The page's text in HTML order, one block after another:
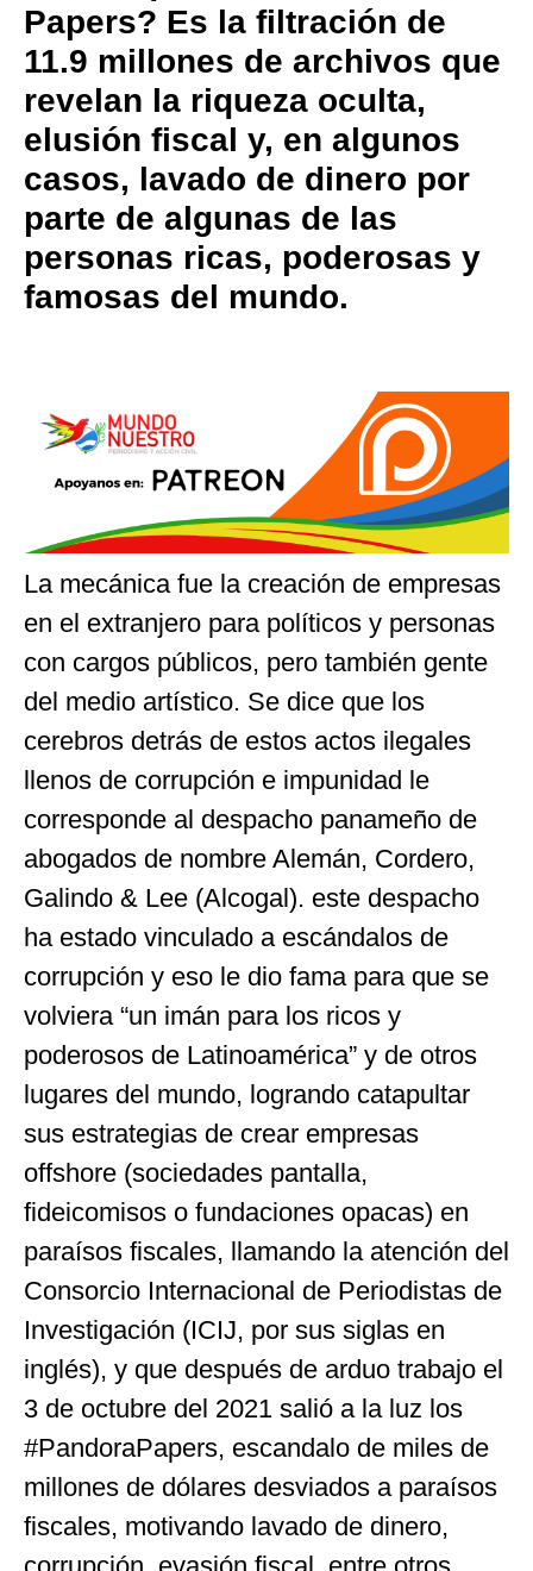
Papers? Es la filtración de
11.9 millones de archivos que
revelan la riqueza oculta,
elusión fiscal y, en algunos
casos, lavado de dinero por
parte de algunas de las
personas ricas, poderosas y
famosas del mundo.
La mecánica fue la creación de empresas
en el extranjero para políticos y personas
con cargos públicos, pero también gente
del medio artístico. Se dice que los
cerebros detrás de estos actos ilegales
llenos de corrupción e impunidad le
corresponde al despacho panameño de
abogados de nombre Alemán, Cordero,
Galindo & Lee (Alcogal). este despacho
ha estado vinculado a escándalos de
corrupción y eso le dio fama para que se
volviera “un imán para los ricos y
poderosos de Latinoamérica” y de otros
lugares del mundo, logrando catapultar
sus estrategias de crear empresas
offshore (sociedades pantalla,
fideicomisos o fundaciones opacas) en
paraísos fiscales, llamando la atención del
Consorcio Internacional de Periodistas de
Investigación (ICIJ, por sus siglas en
inglés), y que después de arduo trabajo el
3 de octubre del 2021 salió a la luz los
#PandoraPapers, escandalo de miles de
millones de dólares desviados a paraísos
fiscales, motivando lavado de dinero,